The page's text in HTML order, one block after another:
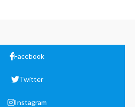
Facebook
Twitter
Instagram